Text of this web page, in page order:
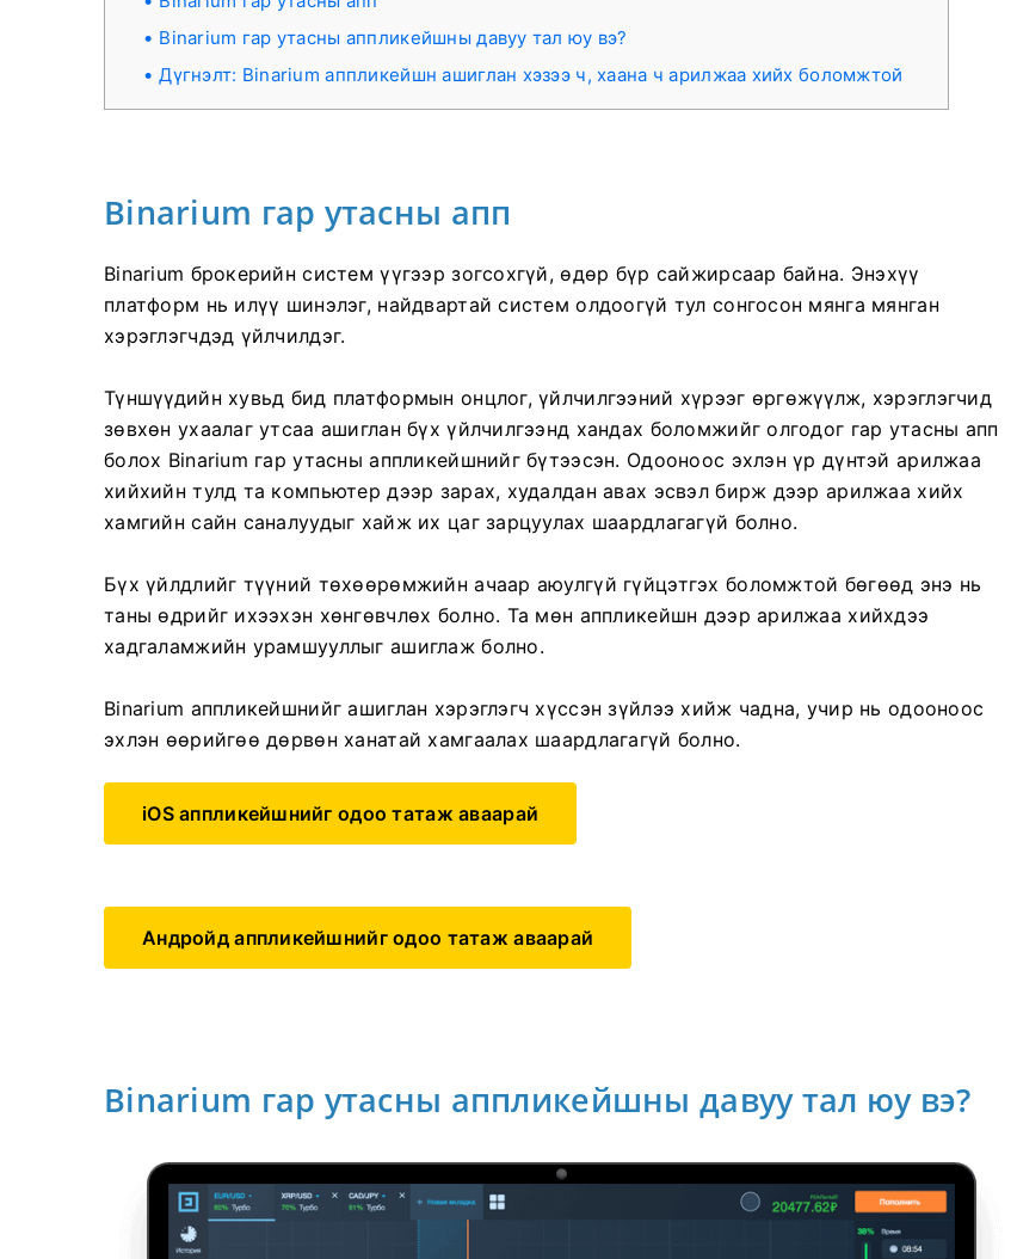
Binarium гар утасны аппликейшны давуу тал юу вэ?
Дүгнэлт: Binarium аппликейшн ашиглан хэзээ ч, хаана ч арилжаа хийх боломжтой
Binarium гар утасны апп
Binarium брокерийн систем үүгээр зогсохгүй, өдөр бүр сайжирсаар байна. Энэхүү
платформ нь илүү шинэлэг, найдвартай систем олдоогүй тул сонгосон мянга мянган
хэрэглэгчдэд үйлчилдэг.
Түншүүдийн хувьд бид платформын онцлог, үйлчилгээний хүрээг өргөжүүлж, хэрэглэгчид
зөвхөн ухаалаг утсаа ашиглан бүх үйлчилгээнд хандах боломжийг олгодог гар утасны апп
болох Binarium гар утасны аппликейшнийг бүтээсэн. Одооноос эхлэн үр дүнтэй арилжаа
хийхийн тулд та компьютер дээр зарах, худалдан авах эсвэл бирж дээр арилжаа хийх
хамгийн сайн саналуудыг хайж их цаг зарцуулах шаардлагагүй болно.
Бүх үйлдлийг түүний төхөөрөмжийн ачаар аюулгүй гүйцэтгэх боломжтой бөгөөд энэ нь
таны өдрийг ихээхэн хөнгөвчлөх болно. Та мөн аппликейшн дээр арилжаа хийхдээ
хадгаламжийн урамшууллыг ашиглаж болно.
Binarium аппликейшнийг ашиглан хэрэглэгч хүссэн зүйлээ хийж чадна, учир нь одооноос
эхлэн өөрийгөө дөрвөн ханатай хамгаалах шаардлагагүй болно.
iOS аппликейшнийг одоо татаж аваарай
Андройд аппликейшнийг одоо татаж аваарай
Binarium гар утасны аппликейшны давуу тал юу вэ?